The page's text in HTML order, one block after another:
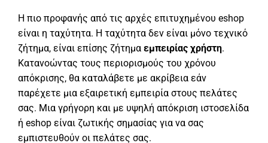
Η πιο προφανής από τις αρχές επιτυχημένου eshop
είναι η ταχύτητα. Η ταχύτητα δεν είναι μόνο τεχνικό
ζήτημα, είναι επίσης ζήτημα εμπειρίας χρήστη.
Κατανοώντας τους περιορισμούς του χρόνου
απόκρισης, θα καταλάβετε με ακρίβεια εάν
παρέχετε μια εξαιρετική εμπειρία στους πελάτες
σας. Μια γρήγορη και με υψηλή απόκριση ιστοσελίδα
ή eshop είναι ζωτικής σημασίας για να σας
εμπιστευθούν οι πελάτες σας.